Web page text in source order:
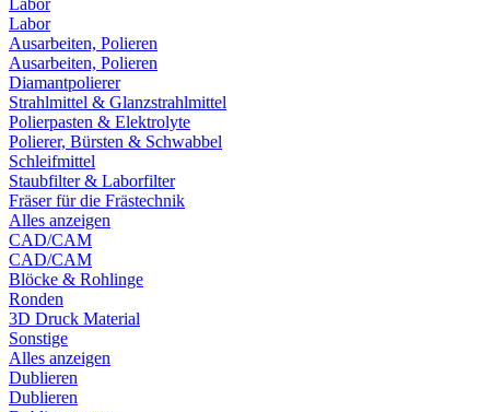
Labor
Labor
Ausarbeiten, Polieren
Ausarbeiten, Polieren
Diamantpolierer
Strahlmittel & Glanzstrahlmittel
Polierpasten & Elektrolyte
Polierer, Bürsten & Schwabbel
Schleifmittel
Staubfilter & Laborfilter
Fräser für die Frästechnik
Alles anzeigen
CAD/CAM
CAD/CAM
Blöcke & Rohlinge
Ronden
3D Druck Material
Sonstige
Alles anzeigen
Dublieren
Dublieren